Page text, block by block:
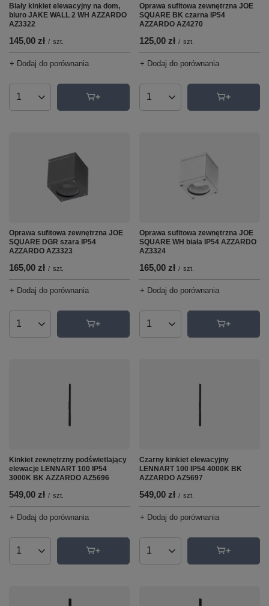
Biały kinkiet elewacyjny na dom,
biuro JAKE WALL 2 WH AZZARDO
AZ3322
145,00 zł / szt.
+ Dodaj do porównania
Ilość produktów
Oprawa sufitowa zewnętrzna JOE
SQUARE BK czarna IP54
AZZARDO AZ4270
125,00 zł / szt.
+ Dodaj do porównania
Ilość produktów
Oprawa sufitowa zewnętrzna JOE
SQUARE DGR szara IP54
AZZARDO AZ3323
165,00 zł / szt.
+ Dodaj do porównania
Ilość produktów
Oprawa sufitowa zewnętrzna JOE
SQUARE WH biała IP54 AZZARDO
AZ3324
165,00 zł / szt.
+ Dodaj do porównania
Ilość produktów
Kinkiet zewnętrzny podświetlający
elewacje LENNART 100 IP54
3000K BK AZZARDO AZ5696
549,00 zł / szt.
+ Dodaj do porównania
Ilość produktów
Czarny kinkiet elewacyjny
LENNART 100 IP54 4000K BK
AZZARDO AZ5697
549,00 zł / szt.
+ Dodaj do porównania
Ilość produktów